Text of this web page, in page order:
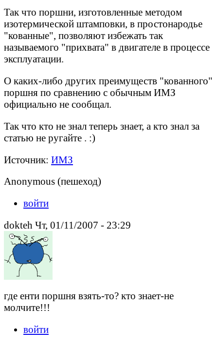
Так что поршни, изготовленные методом
изотермической штамповки, в простонародье
"кованные", позволяют избежать так
называемого "прихвата" в двигателе в процессе
эксплуатации.
О каких-либо других преимуществ "кованного"
поршня по сравнению с обычным ИМЗ
официально не сообщал.
Так что кто не знал теперь знает, а кто знал за
статью не ругайте . :)
Источник: ИМЗ
Anonymous (пешеход)
войти
dokteh Чт, 01/11/2007 - 23:29
где енти поршня взять-то? кто знает-не
молчите!!!
войти